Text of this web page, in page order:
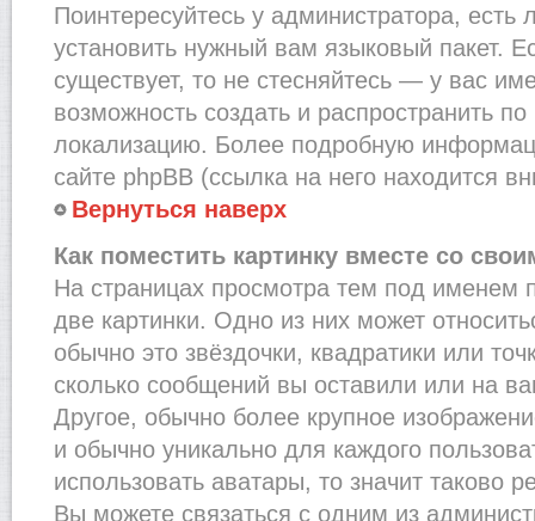
Поинтересуйтесь у администратора, есть
установить нужный вам языковый пакет.
существует, то не стесняйтесь — у вас
возможность создать и распространить
локализацию. Более подробную
сайте phpBB (ссылка на него находится
Вернуться наверх
Как поместить картинку вместе со
На страницах просмотра тем под именем
две картинки. Одно из них может
обычно это звёздочки, квадратики или
сколько сообщений вы оставили или на
Другое, обычно более крупное
и обычно уникально для каждого
использовать аватары, то значит таково
Вы можете связаться с одним из